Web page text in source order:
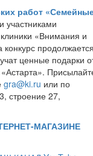
работ
«Внимания и
ценные подарки
gra@ki.ru или по
строение 27,
МАГАЗИНЕ